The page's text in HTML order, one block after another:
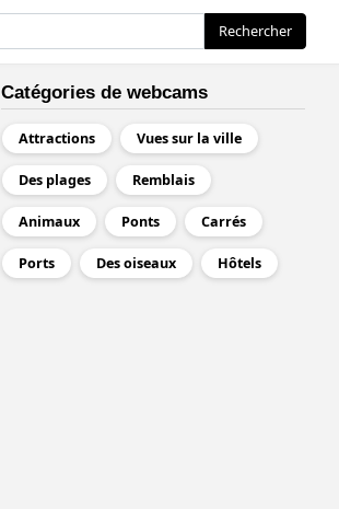
Rechercher
Catégories de webcams
Attractions Vues sur la ville
Des plages Remblais
Animaux Ponts Carrés
Ports Des oiseaux Hôtels